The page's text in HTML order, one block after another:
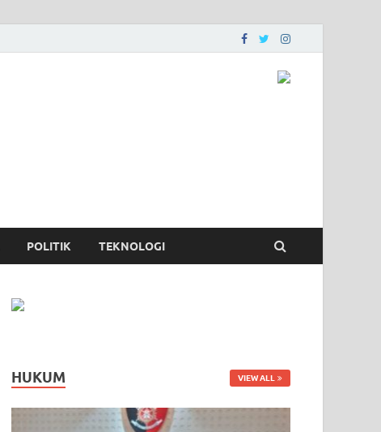
POLITIK TEKNOLOGI
HUKUM VIEW ALL